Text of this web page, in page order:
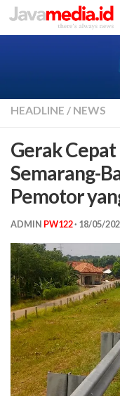
Skip to content
HEADLINE / NEWS
Gerak Cepat
Semarang-
Pemotor
ADMIN PW122· 18/05/